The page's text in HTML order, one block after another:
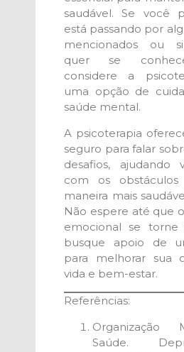
saudável. Se você
está passando por
mencionados ou
quer se
considere a
uma opção de
saúde mental.
A psicoterapia
seguro para falar
desafios, ajudando
com os
maneira mais
Não espere até que
emocional se torne
busque apoio de
para melhorar sua
vida e bem-estar.
Referências:
Organização
Saúde.